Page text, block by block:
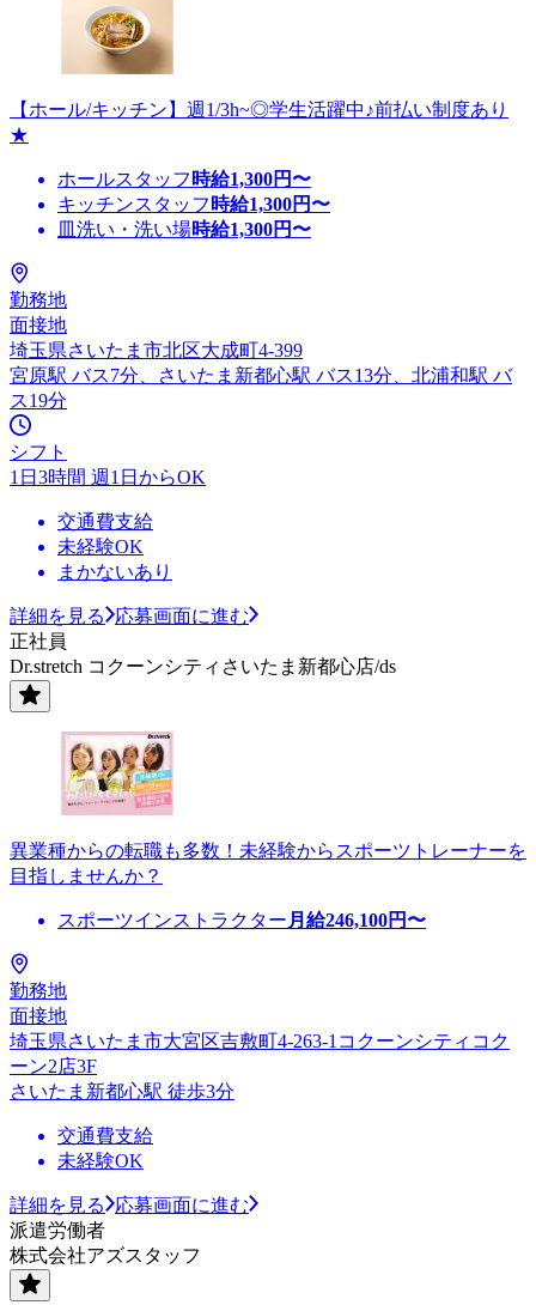
【ホール/キッチン】週1/3h~◎学生活躍中♪前払い制度あり
★
ホールスタッフ 時給1,300円〜
キッチンスタッフ 時給1,300円〜
皿洗い・洗い場時給1,300円〜
勤務地
面接地
埼玉県さいたま市北区大成町4-399
宮原駅 バス7分、さいたま新都心駅 バス13分、北浦和駅 バ
ス19分
シフト
1日3時間 週1日からOK
交通費支給
未経験OK
まかないあり
詳細を見る
応募画面に進む
正社員
Dr.stretch コクーンシティさいたま新都心店/ds
異業種からの転職も多数！未経験からスポーツトレーナーを
目指しませんか？
スポーツインストラクター 月給246,100円〜
勤務地
面接地
埼玉県さいたま市大宮区吉敷町4-263-1コクーンシティコク
ーン2店3F
さいたま新都心駅 徒歩3分
交通費支給
未経験OK
詳細を見る
応募画面に進む
派遣労働者
株式会社アズスタッフ